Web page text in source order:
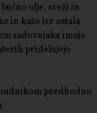
olje, sveži in
in kašo ter ostala
sadovnjaku imajo
pridelujejo
predhodno